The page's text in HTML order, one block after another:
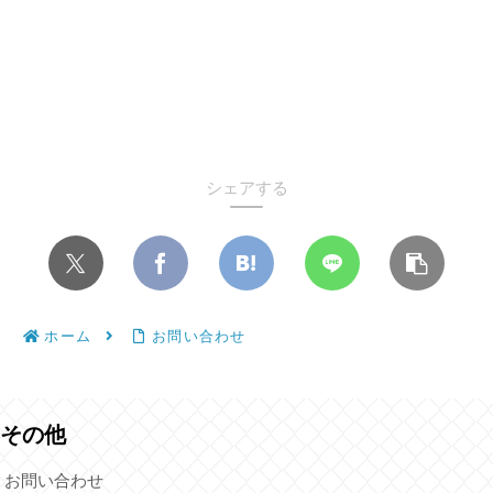
シェアする
ホーム お問い合わせ
その他
お問い合わせ